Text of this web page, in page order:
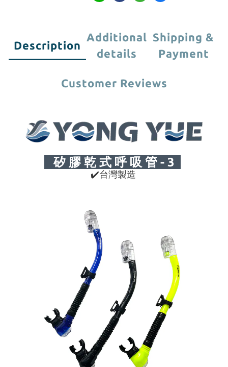
Description
Additional
details
Shipping &
Payment
Customer Reviews
矽 膠 乾 式 呼 吸 管 - 3
✔台灣製造